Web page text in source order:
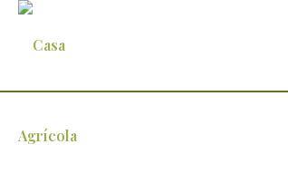
vai-jantar-a-casa-de-um-